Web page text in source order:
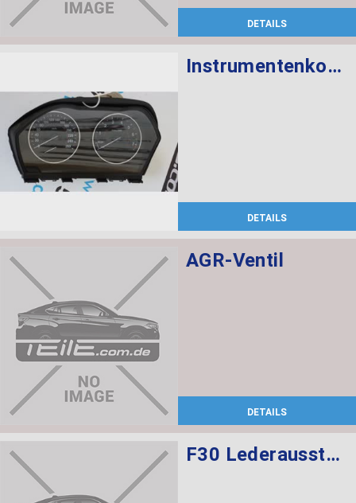
DETAILS
Instrumentenkombination KMH
DETAILS
AGR-Ventil
DETAILS
F30 Lederausstattung, Sportsitze, elekt. verstellbar mit memory, Sitzheizung vorne